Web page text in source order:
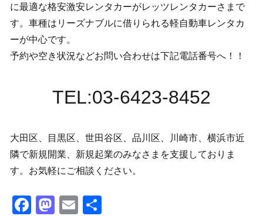
に最適な格安激安レンタカーがレッツレンタカーさまで
す。車種はリーズナブルに借りられる軽自動車レンタカ
ーが中心です。
予約や空き状況などお問い合わせは下記電話番号へ！！
TEL:03-6423-8452
大田区、目黒区、世田谷区、品川区、川崎市、横浜市近
隣で新規開業、新規起業のみなさまを支援しておりま
す。お気軽にご相談ください。
Facebook
Mastodon
Email